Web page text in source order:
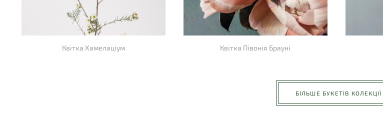
Квітка Хамелаціум Квітка Півонія Брауні
БІЛЬШЕ БУКЕТІВ КОЛЕКЦІЇ